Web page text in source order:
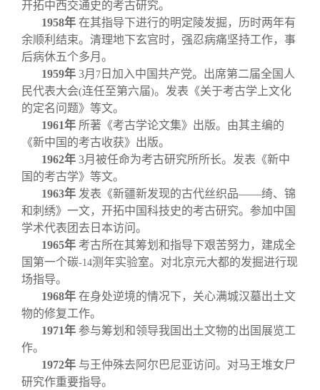
开拓中西交通史的考古研究。
1958年 在其指导下进行的明定陵发掘，历时两年有
余顺利结束。清理地下玄宫时，强忍病痛坚持工作，事
后病休五个多月。
1959年 3月 7 日加入中国共产党。出席第二届全国人
民代表大会(连任至第六届)。发表《关于考古学上文化
的定名问题》等文。
1961年 所著《考古学论文集》出版。由其主编的
《新中国的考古收获》出版。
1962年 3月被任命为考古研究所所长。发表《新中
国的考古学》等文。
1963年 发表《新疆新发现的古代丝织品——绮、锦
和刺绣》一文，开拓中国科技史的考古研究。参加中国
学术代表团去日本访问。
1965年 考古所在其筹划和指导下艰苦努力，建成全
国第一个碳-14测年实验室。对北京元大都的发掘进行现
场指导。
1968年 在身处逆境的情况下，关心满城汉墓出土文
物的修复工作。
1971年 参与筹划和领导我国出土文物的出国展览工
作。
1972年 与王仲殊去阿尔巴尼亚访问。对马王堆女尸
研究作重要指导。